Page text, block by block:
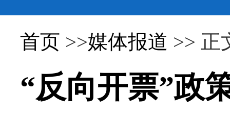
首页 >>媒体报道 >> 正
“反向开票”政